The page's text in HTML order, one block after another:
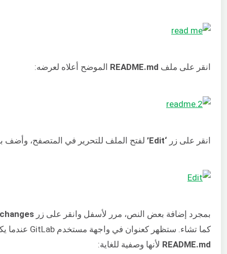
انقر على ملف README.md الموضح أعلاه لعرضه:
انقر على زر ‘Edit’ لفتح الملف للتحرير في المتصفح،
بمجرد إضافة بعض النص، مرر لأسفل وانقر على زر
كما تشاء. ستظهر كعنوان في واجهة مستخدم GitLab عندما يكون خط الأنابيب قيد التشغيل. لقد تركناها كـ Update
README.md لأنها وصفية للغاية: